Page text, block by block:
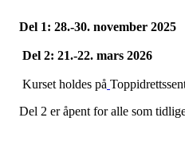
Del 1: 28.-30. november 2025
Del 2: 21.-22. mars 2026
Kurset holdes på
Del 2 er åpent for alle som